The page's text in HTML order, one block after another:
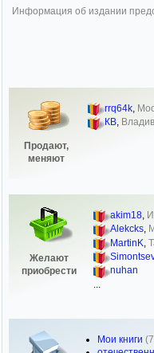
Информация об издании
Продают,
меняют
rrq64k,
КВ,
Желают
приобрести
akim18,
Alekcks,
MartinK
nuhan
Мои книги